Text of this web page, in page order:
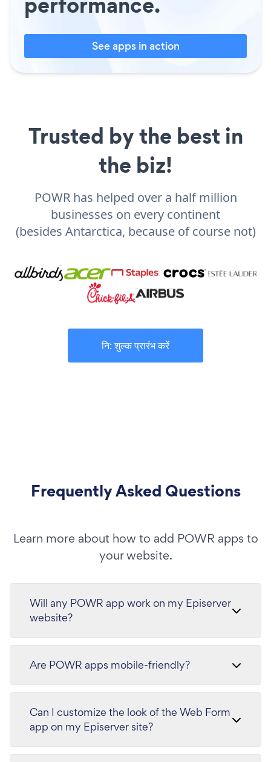
See apps in action
Trusted by the best in
the biz!
POWR has helped over a half million
businesses on every continent
(besides Antarctica, because of course not)
नि: शुल्क प्रारंभ करें
Frequently Asked Questions
Learn more about how to add POWR apps to
your website.
Will any POWR app work on my Episerver
website?
Are POWR apps mobile-friendly?
Can I customize the look of the Web Form
app on my Episerver site?